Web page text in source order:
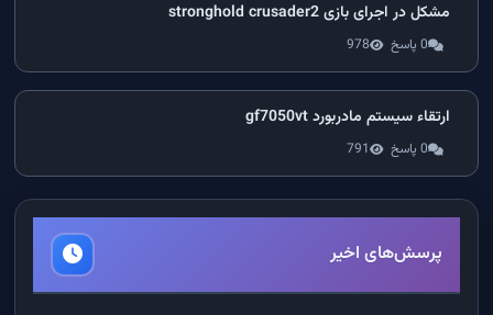
مشکل در اجرای بازی stronghold crusader2
0 پاسخ 978
ارتقاء سیستم مادربورد gf7050vt
0 پاسخ 791
پرسش‌های اخیر